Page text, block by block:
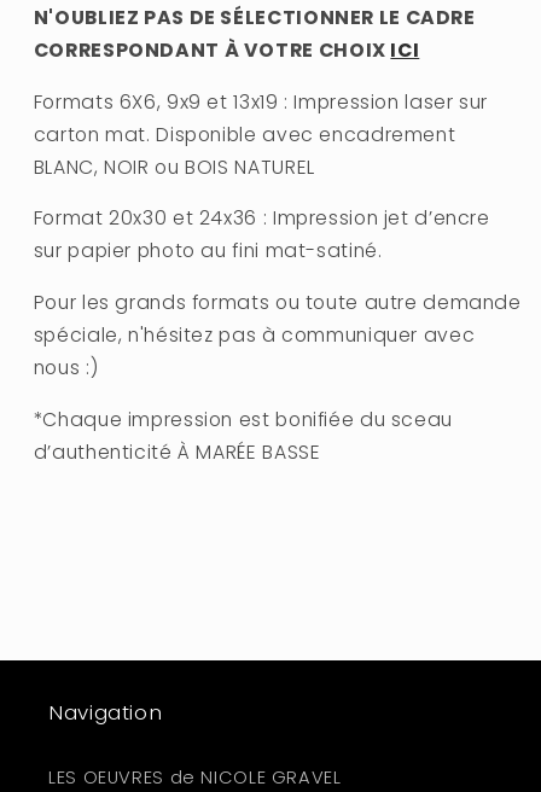
N'OUBLIEZ PAS DE SÉLECTIONNER LE CADRE
CORRESPONDANT À VOTRE CHOIX ICI
Formats 6X6, 9x9 et 13x19 : Impression laser sur
carton mat. Disponible avec encadrement
BLANC, NOIR ou BOIS NATUREL
Format 20x30 et 24x36 : Impression jet d’encre
sur papier photo au fini mat-satiné.
Pour les grands formats ou toute autre demande
spéciale, n'hésitez pas à communiquer avec
nous :)
*Chaque impression est bonifiée du sceau
d’authenticité À MARÉE BASSE
Navigation
LES OEUVRES de NICOLE GRAVEL